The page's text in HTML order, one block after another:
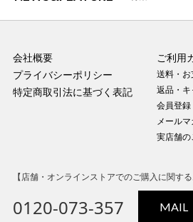
会社概要
プライバシーポリシー
特定商取引法に基づく表記
ご利用
送料・
返品・
会員登録
メール
実店舗
【店舗・オンラインストアでのご購入に関する
0120-073-357 MAIL